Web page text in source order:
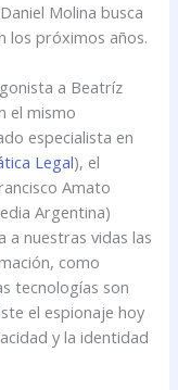
Molina busca
los próximos años.
a Beatríz
el mismo
especialista en
Legal), el
Amato
Argentina)
a nuestras vidas las
como
tecnologías son
el espionaje hoy
y la identidad